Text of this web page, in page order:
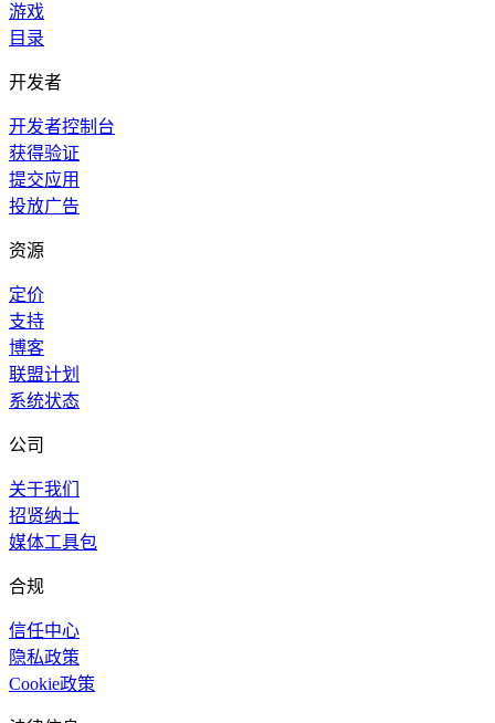
游戏
目录
开发者
开发者控制台
获得验证
提交应用
投放广告
资源
定价
支持
博客
联盟计划
系统状态
公司
关于我们
招贤纳士
媒体工具包
合规
信任中心
隐私政策
Cookie政策